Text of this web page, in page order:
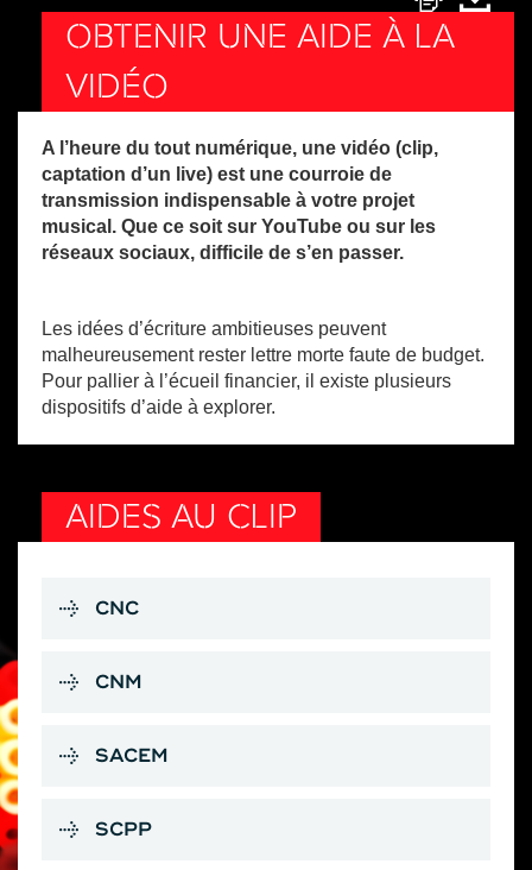
OBTENIR UNE AIDE À LA
VIDÉO
A l’heure du tout numérique, une vidéo (clip,
captation d’un live) est une courroie de
transmission indispensable à votre projet
musical. Que ce soit sur YouTube ou sur les
réseaux sociaux, difficile de s’en passer.
Les idées d’écriture ambitieuses peuvent
malheureusement rester lettre morte faute de budget.
Pour pallier à l’écueil financier, il existe plusieurs
dispositifs d’aide à explorer.
AIDES AU CLIP
CNC
CNM
SACEM
SCPP